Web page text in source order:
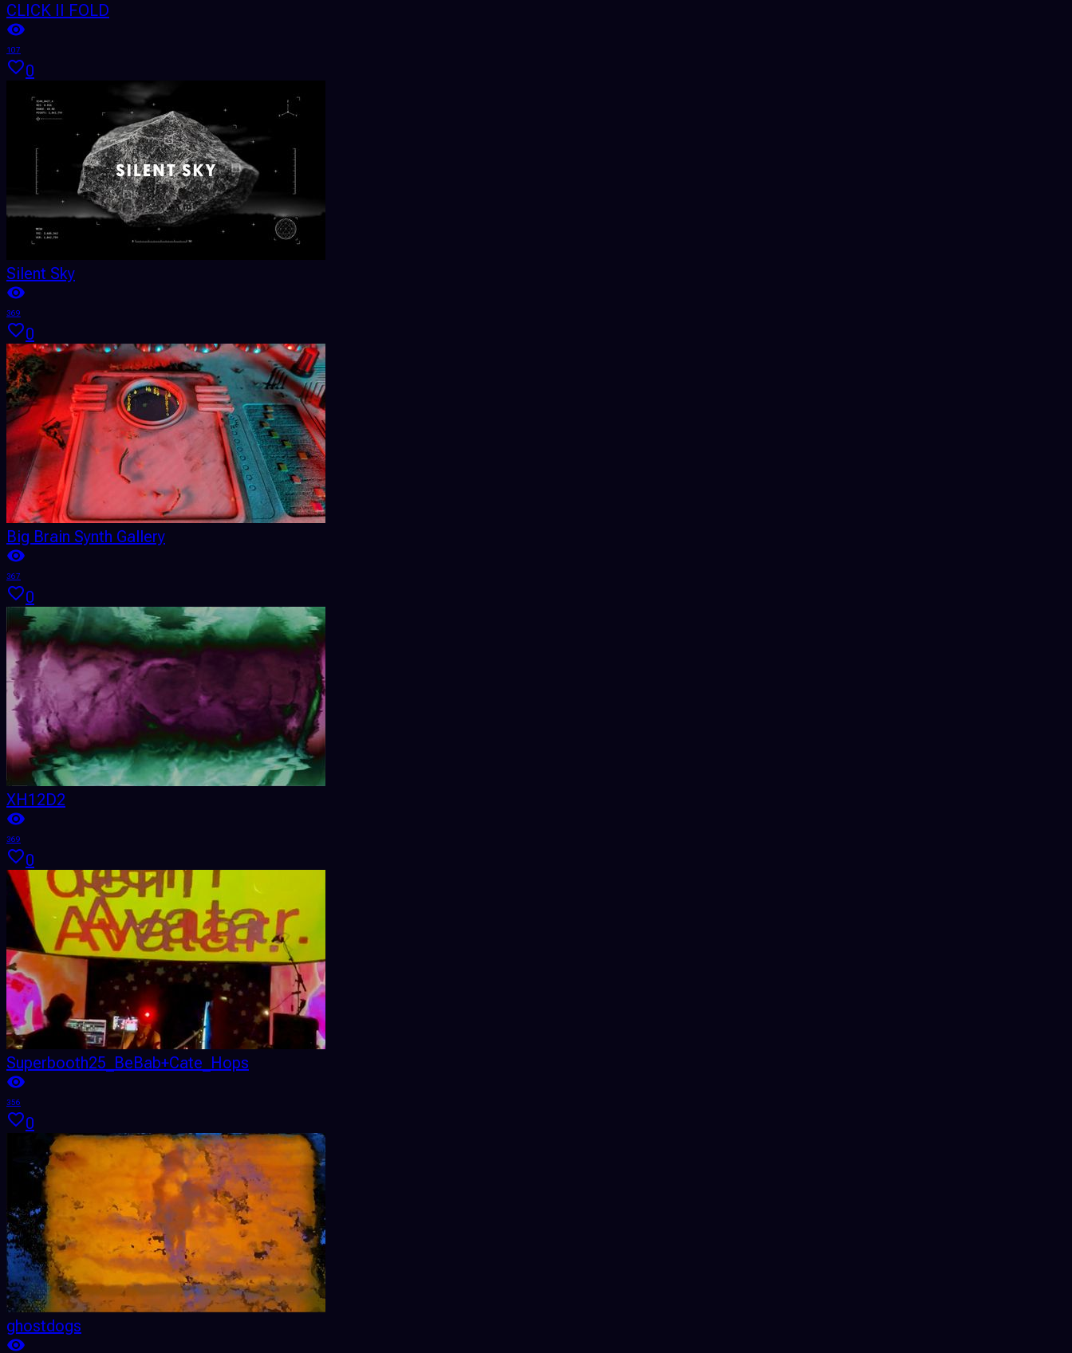
CLICK II FOLD
107
0
Silent Sky
369
0
Big Brain Synth Gallery
367
0
XH12D2
369
0
Superbooth25_BeBab+Cate_Hops
356
0
ghostdogs